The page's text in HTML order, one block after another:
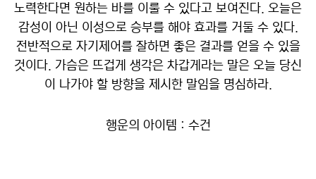
노력한다면 원하는 바를 이룰 수 있다고 보여진다. 오늘은
감성이 아닌 이성으로 승부를 해야 효과를 거둘 수 있다.
전반적으로 자기제어를 잘하면 좋은 결과를 얻을 수 있을
것이다. 가슴은 뜨겁게 생각은 차갑게라는 말은 오늘 당신
이 나가야 할 방향을 제시한 말임을 명심하라.
행운의 아이템 : 수건